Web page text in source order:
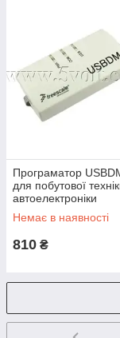
Програматор
для побутової
автоелектроніки
Немає в наявності
810 ₴